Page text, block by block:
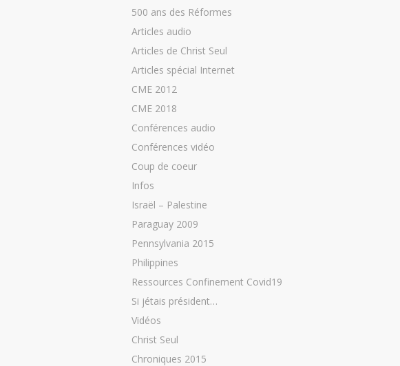
500 ans des Réformes
Articles audio
Articles de Christ Seul
Articles spécial Internet
CME 2012
CME 2018
Conférences audio
Conférences vidéo
Coup de coeur
Infos
Israël – Palestine
Paraguay 2009
Pennsylvania 2015
Philippines
Ressources Confinement Covid19
Si jétais président…
Vidéos
Christ Seul
Chroniques 2015